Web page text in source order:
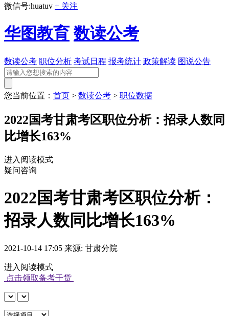
微信号:huatuv + 关注
华图教育 数读公考
数读公考 职位分析 考试日程 报考统计 政策解读 图说公告
您当前位置： 首页 > 数读公考 > 职位数据
2022国考甘肃考区职位分析：招录人数同
比增长163%
进入阅读模式
疑问咨询
2022国考甘肃考区职位分析：
招录人数同比增长163%
2021-10-14 17:05 来源: 甘肃分院
进入阅读模式
点击领取备考干货